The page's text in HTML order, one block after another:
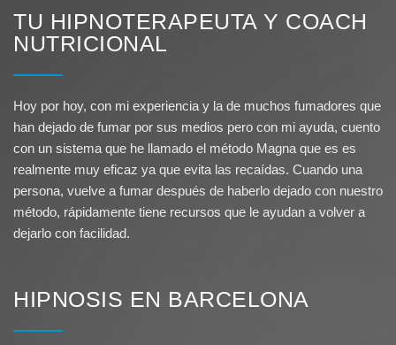
TU HIPNOTERAPEUTA Y COACH
NUTRICIONAL
Hoy por hoy, con mi experiencia y la de muchos fumadores que
han dejado de fumar por sus medios pero con mi ayuda, cuento
con un sistema que he llamado el método Magna que es es
realmente muy eficaz ya que evita las recaídas. Cuando una
persona, vuelve a fumar después de haberlo dejado con nuestro
método, rápidamente tiene recursos que le ayudan a volver a
dejarlo con facilidad.
HIPNOSIS EN BARCELONA